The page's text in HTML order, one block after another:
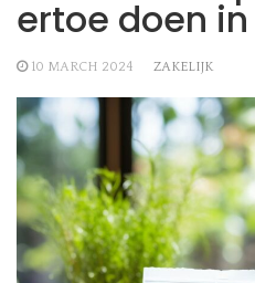
ertoe doen
10 MARCH 2024 ZAKELIJK